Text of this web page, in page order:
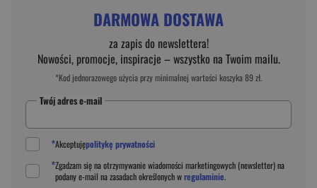
DARMOWA DOSTAWA
za zapis do newslettera!
Nowości, promocje, inspiracje – wszystko na Twoim mailu.
*Kod jednorazowego użycia przy minimalnej wartości koszyka 89 zł.
Twój adres e-mail
*Akceptujępolitykę prywatności
*Zgadzam się na otrzymywanie wiadomości marketingowych (newsletter) na
podanye-mail na zasadach określonych wregulaminie.